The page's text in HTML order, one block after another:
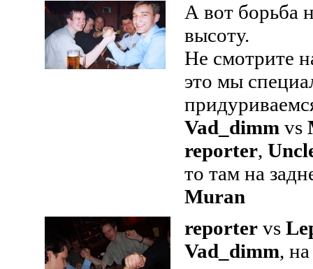
А вот борьба
высоту.
Не смотрите
это мы
Vad_dimm vs
reporter,
то там на
Muran
reporter vs
Vad_dimm,